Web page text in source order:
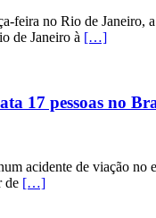
feira no Rio de Janeiro,
de Janeiro à […]
17 pessoas no
acidente de viação
de […]